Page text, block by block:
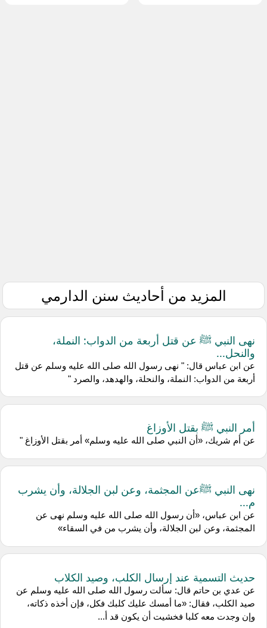
المزيد من أحاديث سنن الدارمي
نهى النبي ﷺ عن قتل أربعة من الدواب: النملة،
والنحل...
عن ابن عباس قال: " نهى رسول الله صلى الله عليه وسلم عن قتل
أربعة من الدواب: النملة، والنحلة، والهدهد، والصرد "
أمر النبي ﷺ بقتل الأوزاغ
عن أم شريك، «أن النبي صلى الله عليه وسلم» أمر بقتل الأوزاغ "
نهى النبي ﷺعن المجثمة، وعن لبن الجلالة، وأن يشرب
م...
عن ابن عباس، «أن رسول الله صلى الله عليه وسلم نهى عن
المجثمة، وعن لبن الجلالة، وأن يشرب من في السقاء»
حديث التسمية عند إرسال الكلب، وصيد الكلاب
عن عدي بن حاتم قال: سألت رسول الله صلى الله عليه وسلم عن
صيد الكلب، فقال: «ما أمسك عليك كلبك فكل، فإن أخذه ذكاته،
وإن وجدت معه كلبا فخشيت أن يكون قد أ...